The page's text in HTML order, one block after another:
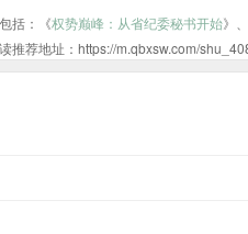
括：《权势巅峰：从省纪委秘书开始》
推荐地址：https://m.qbxsw.com/